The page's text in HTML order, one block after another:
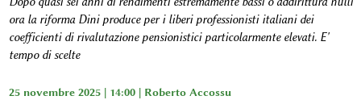
ora la riforma Dini produce per i liberi professionisti italiani dei
coefficienti di rivalutazione pensionistici particolarmente elevati. E'
tempo di scelte
25 novembre 2025 | 14:00 | Roberto Accossu